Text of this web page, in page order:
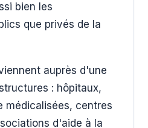
bien les
que privés de la
auprès d'une
: hôpitaux,
médicalisées, centres
d'aide à la